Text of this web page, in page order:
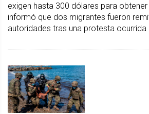
exigen hasta 300 dólares para
informó que dos migrantes fueron
autoridades tras una protesta ocurrida